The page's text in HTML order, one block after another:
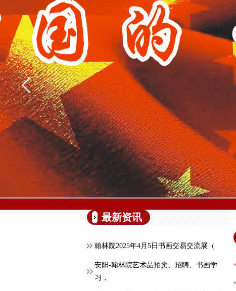
最新资讯
翰林院2025年4月5日书画交易交流展（
安阳-翰林院艺术品拍卖、招聘、书画学
习，